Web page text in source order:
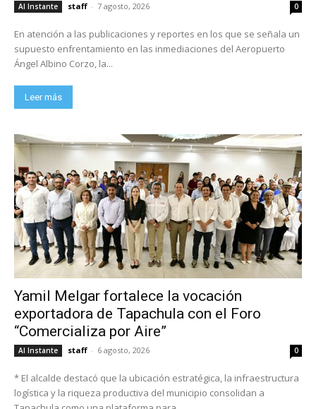
Al Instante staff - 7 agosto, 2026 0
En atención a las publicaciones y reportes en los que se señala un
supuesto enfrentamiento en las inmediaciones del Aeropuerto
Ángel Albino Corzo, la...
Leer más
Yamil Melgar fortalece la vocación
exportadora de Tapachula con el Foro
“Comercializa por Aire”
Al Instante staff - 6 agosto, 2026 0
* El alcalde destacó que la ubicación estratégica, la infraestructura
logística y la riqueza productiva del municipio consolidan a